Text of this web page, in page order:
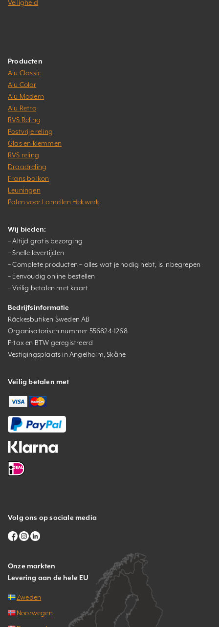
Veiligheid
Producten
Alu Classic
Alu Color
Alu Modern
Alu Retro
RVS Reling
Postvrije reling
Glas en klemmen
RVS reling
Draadreling
Frans balkon
Leuningen
Palen voor Lamellen Hekwerk
Wij bieden:
– Altijd gratis bezorging
– Snelle levertijden
– Complete producten – alles wat je nodig hebt, is inbegrepen
– Eenvoudig online bestellen
– Veilig betalen met kaart
Bedrijfsinformatie
Räckesbutiken Sweden AB
Organisatorisch nummer 556824-1268
F-tax en BTW geregistreerd
Vestigingsplaats in Ängelholm, Skåne
Veilig betalen met
Volg ons op sociale media
Onze markten
Levering aan de hele EU
Zweden
Noorwegen